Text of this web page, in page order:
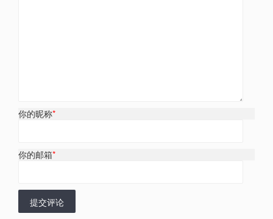
你的昵称*
你的邮箱*
提交评论